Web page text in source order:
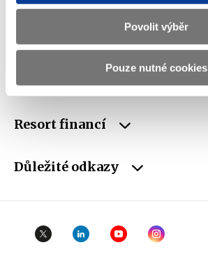
Povolit výběr
Pouze nutné cookies
Weby ministerstva
Resort financí
Důležité odkazy